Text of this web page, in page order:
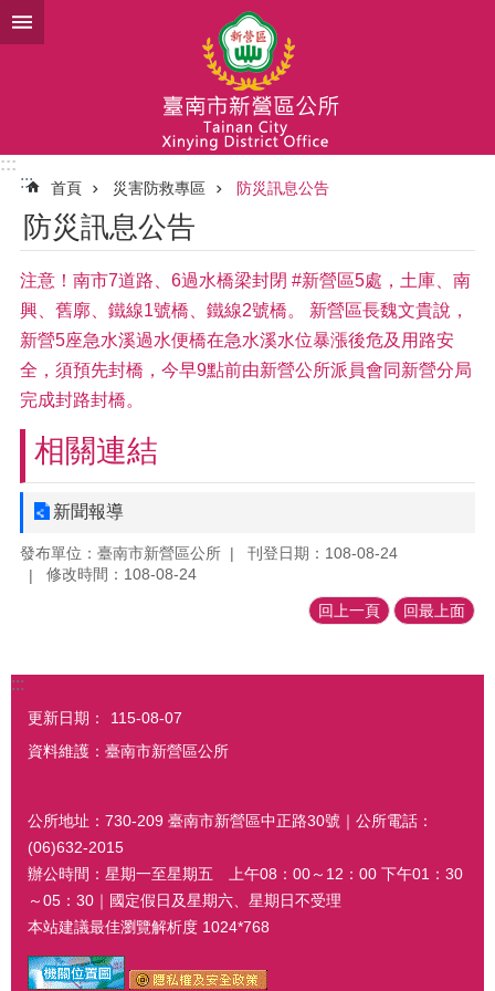
跳到主要內容區塊
:::
:::
首頁 災害防救專區 防災訊息公告
防災訊息公告
注意！南市7道路、6過水橋梁封閉 #新營區5處，土庫、南
興、舊廓、鐵線1號橋、鐵線2號橋。 新營區長魏文貴說，
新營5座急水溪過水便橋在急水溪水位暴漲後危及用路安
全，須預先封橋，今早9點前由新營公所派員會同新營分局
完成封路封橋。
相關連結
新聞報導
發布單位：臺南市新營區公所
刊登日期：108-08-24
修改時間：108-08-24
回上一頁 回最上面
:::
更新日期：
115-08-07
資料維護：臺南市新營區公所
公所地址：730-209 臺南市新營區中正路30號｜公所電話：
(06)632-2015
辦公時間：星期一至星期五 上午08：00～12：00 下午01：30
～05：30｜國定假日及星期六、星期日不受理
本站建議最佳瀏覽解析度 1024*768